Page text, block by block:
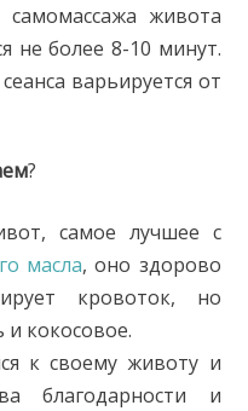
живота
не более 8-10 минут.
варьируется от
?
самое лучшее с
масла, оно здорово
кровоток, но
кокосовое.
к своему животу и
благодарности и